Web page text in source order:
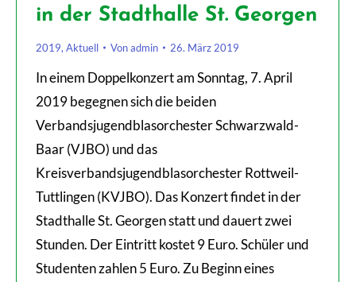
in der Stadthalle St. Georgen
2019, Aktuell Vonadmin 26. März 2019
In einem Doppelkonzert am Sonntag, 7. April
2019 begegnen sich die beiden
Verbandsjugendblasorchester Schwarzwald-
Baar (VJBO) und das
Kreisverbandsjugendblasorchester Rottweil-
Tuttlingen (KVJBO). Das Konzert findet in der
Stadthalle St. Georgen statt und dauert zwei
Stunden. Der Eintritt kostet 9 Euro. Schüler und
Studenten zahlen 5 Euro. Zu Beginn eines